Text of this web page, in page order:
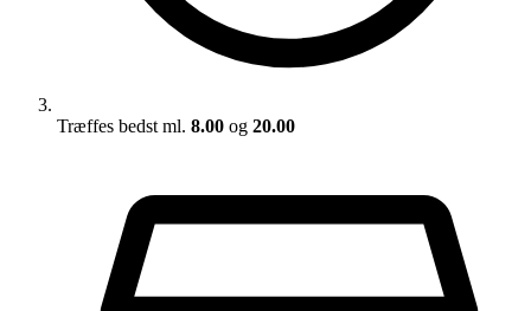
Træffes bedst ml. 8.00 og 20.00